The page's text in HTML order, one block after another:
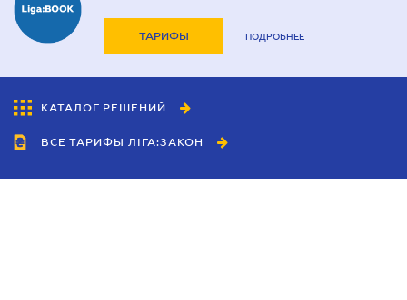
ТАРИФЫ ПОДРОБНЕЕ
КАТАЛОГ РЕШЕНИЙ
ВСЕ ТАРИФЫ ЛІГА:ЗАКОН